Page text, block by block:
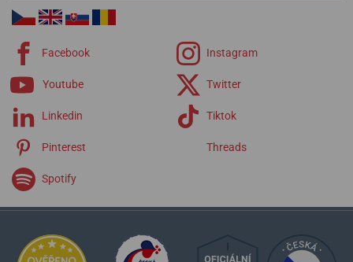
Facebook Instagram
Youtube Twitter
Linkedin Tiktok
Pinterest Threads
Spotify